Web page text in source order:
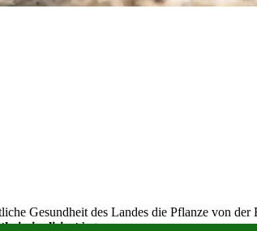
Gesundheit des Landes die Pflanze von
hat.